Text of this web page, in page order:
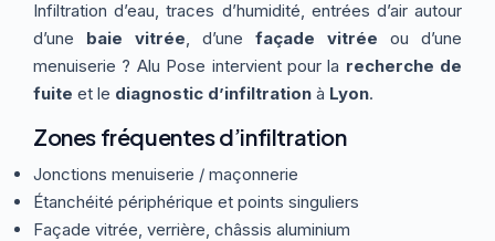
Thermographie ACTUALITÉS
ETRE RAPPELÉ
Infiltration d’eau, traces d’humidité, entrées d’air autour
d’une baie vitrée , d’une façade vitrée ou d’une
menuiserie ? Alu Pose intervient pour la recherche de
fuite et le diagnostic d’infiltration à Lyon.
Zones fréquentes d’infiltration
Jonctions menuiserie / maçonnerie
Étanchéité périphérique et points singuliers
Façade vitrée, verrière, châssis aluminium